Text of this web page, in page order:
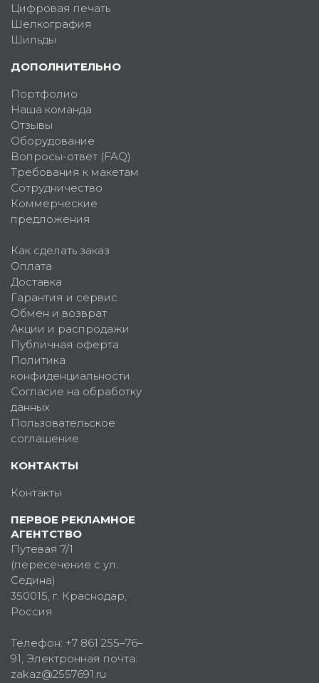
Цифровая печать
Шелкография
Шильды
ДОПОЛНИТЕЛЬНО
Портфолио
Наша команда
Отзывы
Оборудование
Вопросы-ответ (FAQ)
Требования к макетам
Сотрудничество
Коммерческие
предложения
Как сделать заказ
Оплата
Доставка
Гарантия и сервис
Обмен и возврат
Акции и распродажи
Публичная оферта
Политика
конфиденциальности
Согласие на обработку
данных
Пользовательское
соглашение
КОНТАКТЫ
Контакты
ПЕРВОЕ РЕКЛАМНОЕ
АГЕНТСТВО
Путевая 7/1
(пересечение с ул.
Седина)
350015 , г. Краснодар,
Россия
Телефон: +7 861 255–76–
91 , Электронная почта:
zakaz@2557691.ru